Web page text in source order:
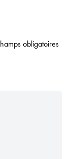
obligatoires